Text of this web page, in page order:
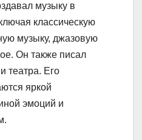
музыку в
классическую
музыку, джазовую
Он также писал
театра. Его
яркой
эмоций и